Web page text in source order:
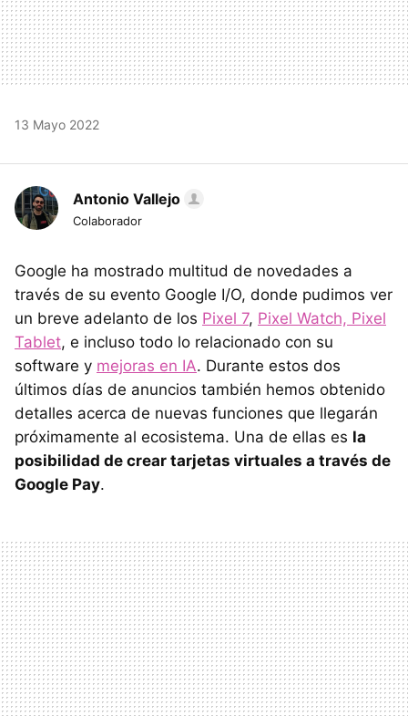
13 Mayo 2022
Antonio Vallejo
Colaborador
Google ha mostrado multitud de novedades a
través de su evento Google I/O, donde pudimos ver
un breve adelanto de los Pixel 7, Pixel Watch, Pixel
Tablet, e incluso todo lo relacionado con su
software y mejoras en IA. Durante estos dos
últimos días de anuncios también hemos obtenido
detalles acerca de nuevas funciones que llegarán
próximamente al ecosistema. Una de ellas es la
posibilidad de crear tarjetas virtuales a través de
Google Pay.